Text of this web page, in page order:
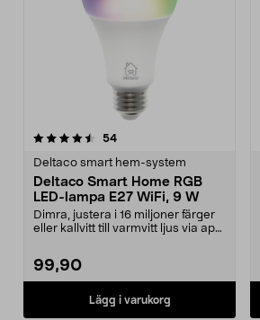
54recensioner
Deltaco smart hem-system
Deltaco Smart Home RGB
LED-lampa E27 WiFi, 9 W
Dimra, justera i 16 miljoner färger
eller kallvitt till varmvitt ljus via app.
99,90
Lägg i varukorg
4.5 av 5 stjärnor